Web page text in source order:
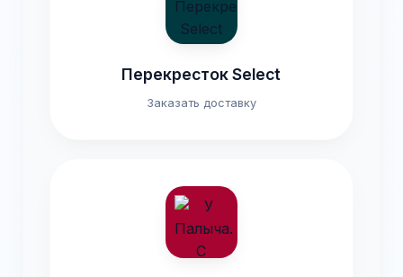
Перекресток Select
Заказать доставку